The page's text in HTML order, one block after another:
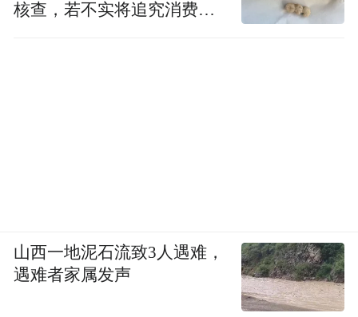
核查，若不实将追究消费者
山西一地泥石流致3人遇难，
遇难者家属发声